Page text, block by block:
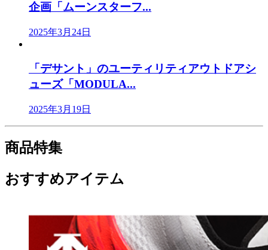
企画「ムーンスターフ...
2025年3月24日
「デサント」のユーティリティアウトドアシ
ューズ「MODULA...
2025年3月19日
商品特集
おすすめアイテム